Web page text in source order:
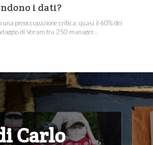
i dati?
una preoccupazione critica: quasi il 60% dei
di Veeam tra 250 manager...
Carlo